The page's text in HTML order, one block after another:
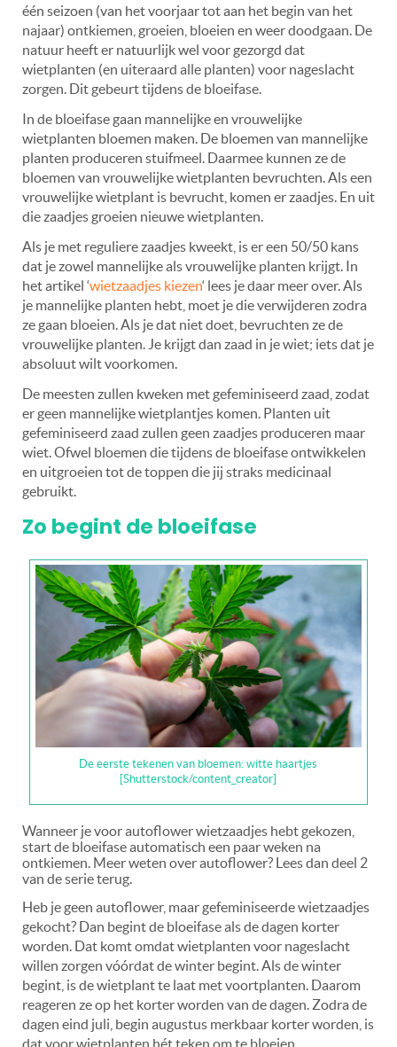
één seizoen (van het voorjaar tot aan het begin van het
najaar) ontkiemen, groeien, bloeien en weer doodgaan. De
natuur heeft er natuurlijk wel voor gezorgd dat
wietplanten (en uiteraard alle planten) voor nageslacht
zorgen. Dit gebeurt tijdens de bloeifase.
In de bloeifase gaan mannelijke en vrouwelijke
wietplanten bloemen maken. De bloemen van mannelijke
planten produceren stuifmeel. Daarmee kunnen ze de
bloemen van vrouwelijke wietplanten bevruchten. Als een
vrouwelijke wietplant is bevrucht, komen er zaadjes. En uit
die zaadjes groeien nieuwe wietplanten.
Als je met reguliere zaadjes kweekt, is er een 50/50 kans
dat je zowel mannelijke als vrouwelijke planten krijgt. In
het artikel ‘wietzaadjes kiezen‘ lees je daar meer over. Als
je mannelijke planten hebt, moet je die verwijderen zodra
ze gaan bloeien. Als je dat niet doet, bevruchten ze de
vrouwelijke planten. Je krijgt dan zaad in je wiet; iets dat je
absoluut wilt voorkomen.
De meesten zullen kweken met gefeminiseerd zaad, zodat
er geen mannelijke wietplantjes komen. Planten uit
gefeminiseerd zaad zullen geen zaadjes produceren maar
wiet. Ofwel bloemen die tijdens de bloeifase ontwikkelen
en uitgroeien tot de toppen die jij straks medicinaal
gebruikt.
Zo begint de bloeifase
De eerste tekenen van bloemen: witte haartjes
[Shutterstock/content_creator]
Wanneer je voor autoflower wietzaadjes hebt gekozen,
start de bloeifase automatisch een paar weken na
ontkiemen. Meer weten over autoflower? Lees dan deel 2
van de serie terug.
Heb je geen autoflower, maar gefeminiseerde wietzaadjes
gekocht? Dan begint de bloeifase als de dagen korter
worden. Dat komt omdat wietplanten voor nageslacht
willen zorgen vóórdat de winter begint. Als de winter
begint, is de wietplant te laat met voortplanten. Daarom
reageren ze op het korter worden van de dagen. Zodra de
dagen eind juli, begin augustus merkbaar korter worden, is
dat voor wietplanten hét teken om te bloeien.